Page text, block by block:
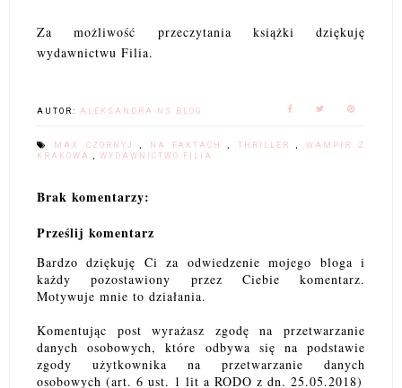
Za możliwość przeczytania książki dziękuję
wydawnictwu Filia.
AUTOR: ALEKSANDRA NS BLOG
MAX CZORNYJ, NA FAKTACH, THRILLER, WAMPIR Z
KRAKOWA , WYDAWNICTWO FILIA
Brak komentarzy:
Prześlij komentarz
Bardzo dziękuję Ci za odwiedzenie mojego bloga i
każdy pozostawiony przez Ciebie komentarz.
Motywuje mnie to działania.
Komentując post wyrażasz zgodę na przetwarzanie
danych osobowych, które odbywa się na podstawie
zgody użytkownika na przetwarzanie danych
osobowych (art. 6 ust. 1 lit a RODO z dn. 25.05.2018)